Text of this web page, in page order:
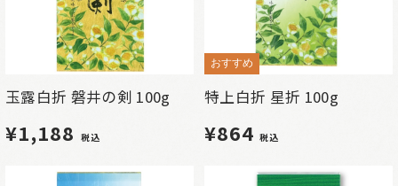
玉露白折 磐井の剣 100g
¥1,188 税込
おすすめ
特上白折 星折 100g
¥864税込